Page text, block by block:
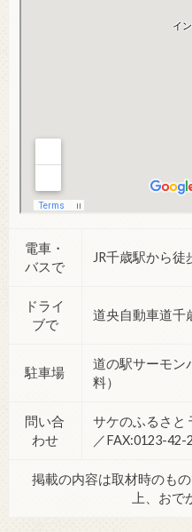
電車・
バスで
JR千歳駅から徒
ドライ
ブで
道央自動車道千
駐車場
道の駅サーモン
料）
問い合
わせ
サケのふるさと
／FAX:0123-42-
掲載の内容は取材時のも
上、おで